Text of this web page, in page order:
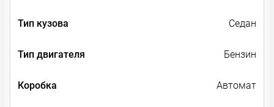
Тип кузова Седан
Тип двигателя Бензин
Коробка Автомат